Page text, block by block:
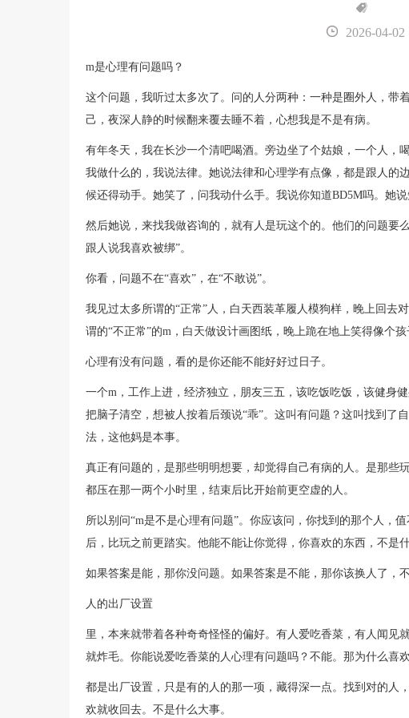
2026-04-02
m是心理有问题吗？
这个问题，我听过太多次了。问的人分两种：一种是圈外人，带
己，夜深人静的时候翻来覆去睡不着，心想我是不是有病。
有年冬天，我在长沙一个清吧喝酒。旁边坐了个姑娘，一个人，
我做什么的，我说法律。她说法律和心理学有点像，都是跟人的
候还得动手。她笑了，问我动什么手。我说你知道BD5M吗。她说
然后她说，来找我做咨询的，就有人是玩这个的。他们的问题要
跟人说我喜欢被绑”。
你看，问题不在“喜欢”，在“不敢说”。
我见过太多所谓的“正常”人，白天西装革履人模狗样，晚上回去
谓的“不正常”的m，白天做设计画图纸，晚上跪在地上笑得像个
心理有没有问题，看的是你还能不能好好过日子。
一个m，工作上进，经济独立，朋友三五，该吃饭吃饭，该健身
把脑子清空，想被人按着后颈说“乖”。这叫有问题？这叫找到了
法，这他妈是本事。
真正有问题的，是那些明明想要，却觉得自己有病的人。是那些
都压在那一两个小时里，结束后比开始前更空虚的人。
所以别问“m是不是心理有问题”。你应该问，你找到的那个人，
后，比玩之前更踏实。他能不能让你觉得，你喜欢的东西，不是
如果答案是能，那你没问题。如果答案是不能，那你该换人了，不
人的出厂设置
里，本来就带着各种奇奇怪怪的偏好。有人爱吃香菜，有人闻见
就炸毛。你能说爱吃香菜的人心理有问题吗？不能。那为什么喜
都是出厂设置，只是有的人的那一项，藏得深一点。找到对的人
欢就收回去。不是什么大事。